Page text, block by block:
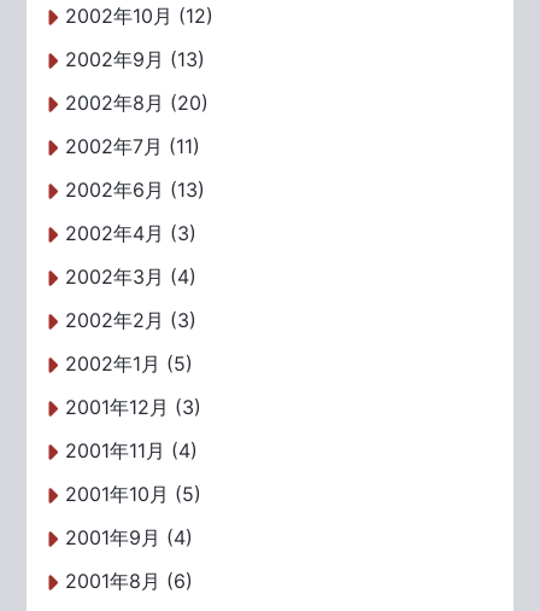
2002年10月 (12)
2002年9月 (13)
2002年8月 (20)
2002年7月 (11)
2002年6月 (13)
2002年4月 (3)
2002年3月 (4)
2002年2月 (3)
2002年1月 (5)
2001年12月 (3)
2001年11月 (4)
2001年10月 (5)
2001年9月 (4)
2001年8月 (6)